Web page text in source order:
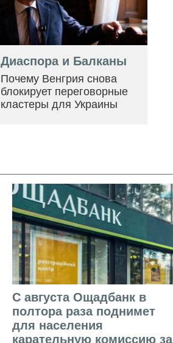
Диаспора и Балканы
Почему Венгрия снова
блокирует переговорные
кластеры для Украины
С августа Ощадбанк в
полтора раза поднимет
для населения
карательную комиссию за